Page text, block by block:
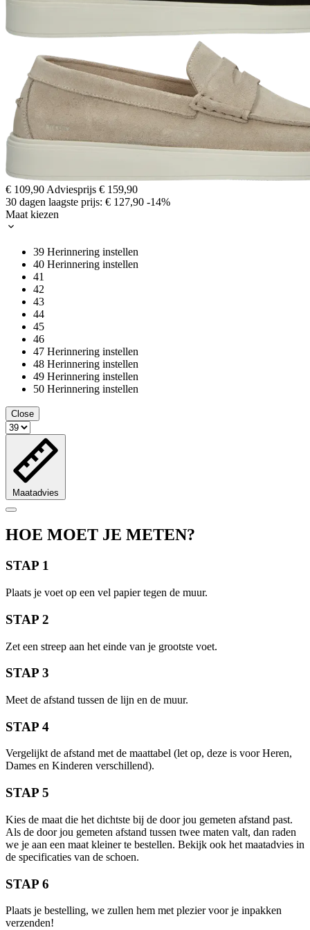
€ 109,90 Adviesprijs € 159,90
30 dagen laagste prijs: € 127,90 -14%
Maat kiezen
39 Herinnering instellen
40 Herinnering instellen
41
42
43
44
45
46
47 Herinnering instellen
48 Herinnering instellen
49 Herinnering instellen
50 Herinnering instellen
Close
Maatadvies
HOE MOET JE METEN?
STAP 1
Plaats je voet op een vel papier tegen de muur.
STAP 2
Zet een streep aan het einde van je grootste voet.
STAP 3
Meet de afstand tussen de lijn en de muur.
STAP 4
Vergelijkt de afstand met de maattabel (let op, deze is voor Heren,
Dames en Kinderen verschillend).
STAP 5
Kies de maat die het dichtste bij de door jou gemeten afstand past.
Als de door jou gemeten afstand tussen twee maten valt, dan raden
we je aan een maat kleiner te bestellen. Bekijk ook het maatadvies in
de specificaties van de schoen.
STAP 6
Plaats je bestelling, we zullen hem met plezier voor je inpakken
verzenden!